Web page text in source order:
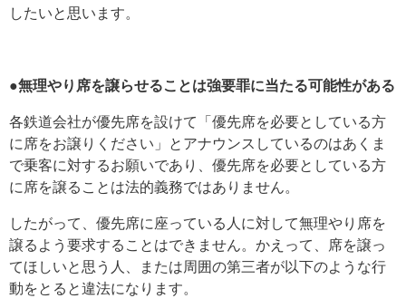
したいと思います。
●無理やり席を譲らせることは強要罪に当たる可能性がある
各鉄道会社が優先席を設けて「優先席を必要としている方
に席をお譲りください」とアナウンスしているのはあくま
で乗客に対するお願いであり、優先席を必要としている方
に席を譲ることは法的義務ではありません。
したがって、優先席に座っている人に対して無理やり席を
譲るよう要求することはできません。かえって、席を譲っ
てほしいと思う人、または周囲の第三者が以下のような行
動をとると違法になります。